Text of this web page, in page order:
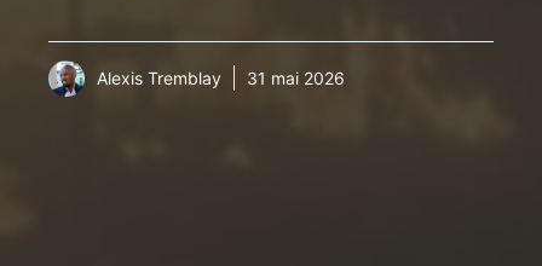
Alexis Tremblay 31 mai 2026